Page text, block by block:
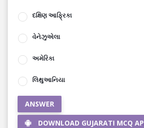
દક્ષિણ આફ્રિકા
વેનેઝુએલા
અમેરિકા
લિથુઆનિયા
ANSWER
DOWNLOAD GUJARATI MCQ